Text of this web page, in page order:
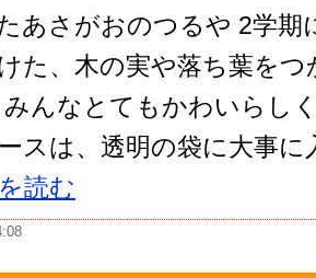
あさがおのつるや 2学期
た、木の実や落ち葉を
みんなとてもかわいらし
スは、透明の袋に大事
読む